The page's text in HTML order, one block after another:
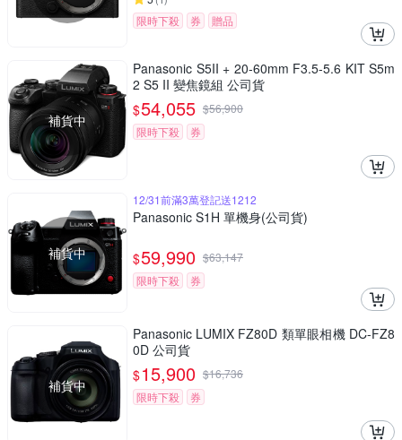
限時下殺 券 贈品
補貨中
Panasonic S5II + 20-60mm F3.5-5.6 KIT S5m
2 S5 II 變焦鏡組 公司貨
$54,055 $56,900
限時下殺
券
補貨中
12/31前滿3萬登記送1212
Panasonic S1H 單機身(公司貨)
$59,990 $63,147
限時下殺
券
補貨中
Panasonic LUMIX FZ80D 類單眼相機 DC-FZ8
0D 公司貨
$15,900 $16,736
限時下殺
券